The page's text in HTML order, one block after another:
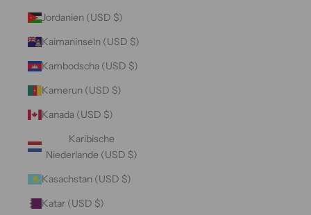
Jordanien (USD $)
Kaimaninseln (USD $)
Kambodscha (USD $)
Kamerun (USD $)
Kanada (USD $)
Karibische
Niederlande (USD $)
Kasachstan (USD $)
Katar (USD $)